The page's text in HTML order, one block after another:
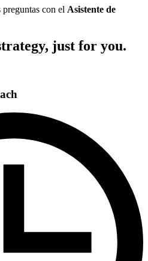
preguntas con el Asistente de
just for you.